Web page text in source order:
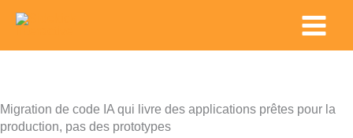
content
Main
Menu
Migration de code IA qui livre des applications prêtes pour la
production, pas des prototypes